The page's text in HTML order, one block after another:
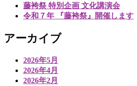
藤袴祭 特別企画 文化講演会
令和７年 『藤袴祭』開催します
アーカイブ
2026年5月
2026年4月
2026年2月